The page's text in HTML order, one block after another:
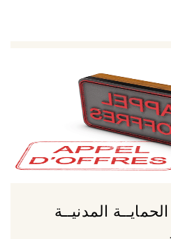
المدنيــة